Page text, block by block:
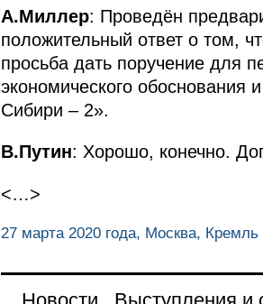
А.Миллер: Проведён
положительный ответ о том,
просьба дать поручение для
экономического обоснования
Сибири – 2».
В.Путин: Хорошо, конечно.
<…>
27 марта 2020 года, Москва, Кремль